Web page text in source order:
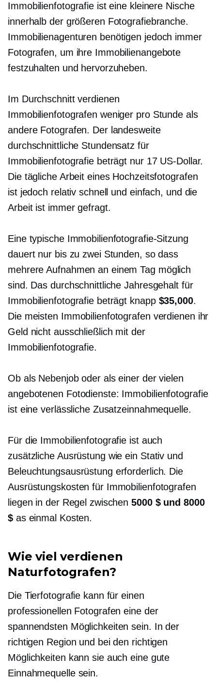
Immobilienfotografie ist eine kleinere Nische
innerhalb der größeren Fotografiebranche.
Immobilienagenturen benötigen jedoch immer
Fotografen, um ihre Immobilienangebote
festzuhalten und hervorzuheben.
Im Durchschnitt verdienen
Immobilienfotografen weniger pro Stunde als
andere Fotografen. Der landesweite
durchschnittliche Stundensatz für
Immobilienfotografie beträgt nur 17 US-Dollar.
Die tägliche Arbeit eines Hochzeitsfotografen
ist jedoch relativ schnell und einfach, und die
Arbeit ist immergefragt.
Eine typische Immobilienfotografie-Sitzung
dauert nur bis zu zwei Stunden, so dass
mehrere Aufnahmen an einem Tag möglich
sind. Das durchschnittliche Jahresgehalt für
Immobilienfotografie beträgt knapp $35,000.
Die meisten Immobilienfotografen verdienen ihr
Geld nicht ausschließlich mit der
Immobilienfotografie.
Ob als Nebenjob oder als einer der vielen
angebotenen Fotodienste: Immobilienfotografie
ist eine verlässliche Zusatzeinnahmequelle.
Für die Immobilienfotografie ist auch
zusätzliche Ausrüstung wie ein Stativ und
Beleuchtungsausrüstung erforderlich. Die
Ausrüstungskosten für Immobilienfotografen
liegen in der Regel zwischen5000 $ und 8000
$as einmal Kosten.
Wie viel verdienen
Naturfotografen?
Die Tierfotografie kann für einen
professionellen Fotografen eine der
spannendsten Möglichkeiten sein. In der
richtigen Region und bei den richtigen
Möglichkeiten kann sie auch eine gute
Einnahmequelle sein.